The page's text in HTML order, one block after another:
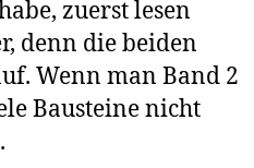
zuerst lesen
denn die beiden
Wenn man Band 2
Bausteine nicht